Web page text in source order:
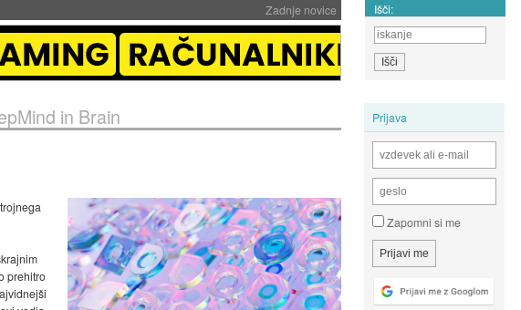
Zadnje novice Išči:
Prijava
Zapomni si me
in Brain
prehitro